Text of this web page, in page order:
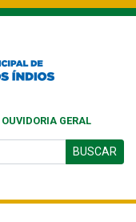
OUVIDORIA GERAL
BUSCAR